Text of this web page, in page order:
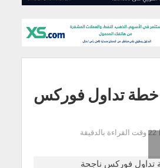
تداول فوركس
22 وقت القراءة بالدقيقة